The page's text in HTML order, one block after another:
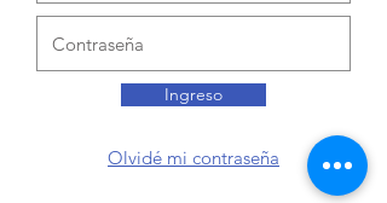
Ingreso
Olvidé mi contraseña